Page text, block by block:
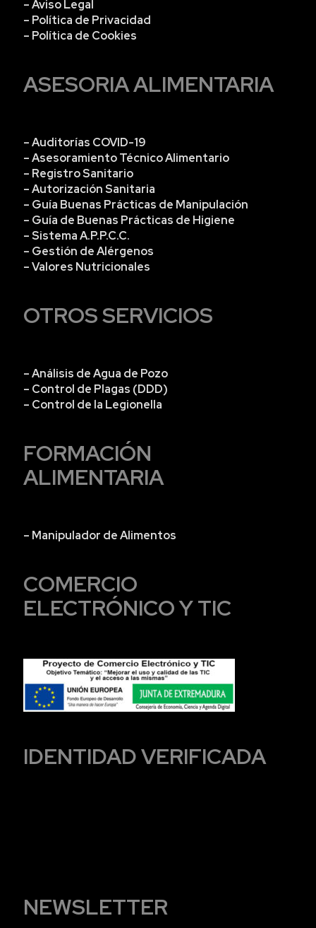
– Aviso Legal
– Política de Privacidad
– Política de Cookies
ASESORIA ALIMENTARIA
– Auditorías COVID-19
– Asesoramiento Técnico Alimentario
– Registro Sanitario
– Autorización Sanitaria
– Guía Buenas Prácticas de Manipulación
– Guía de Buenas Prácticas de Higiene
– Sistema A.P.P.C.C.
– Gestión de Alérgenos
– Valores Nutricionales
OTROS SERVICIOS
– Análisis de Agua de Pozo
– Control de Plagas (DDD)
– Control de la Legionella
FORMACIÓN
ALIMENTARIA
– Manipulador de Alimentos
COMERCIO
ELECTRÓNICO Y TIC
IDENTIDAD VERIFICADA
NEWSLETTER